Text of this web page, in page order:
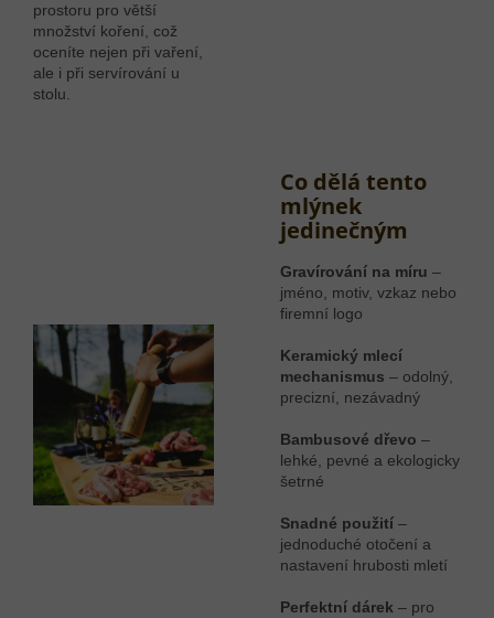
prostoru pro větší
množství koření, což
oceníte nejen při vaření,
ale i při servírování u
stolu.
Co dělá tento
mlýnek
jedinečným
Gravírování na míru –
jméno, motiv, vzkaz nebo
firemní logo
Keramický mlecí
mechanismus – odolný,
precizní, nezávadný
Bambusové dřevo –
lehké, pevné a ekologicky
šetrné
Snadné použití –
jednoduché otočení a
nastavení hrubosti mletí
Perfektní dárek – pro